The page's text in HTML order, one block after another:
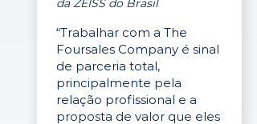
da ZEISS do Brasil
“Trabalhar com a The
Foursales Company é sinal
de parceria total,
principalmente pela
relação profissional e a
proposta de valor que eles